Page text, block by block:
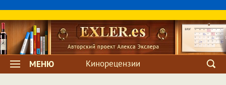
МЕНЮ Кинорецензии